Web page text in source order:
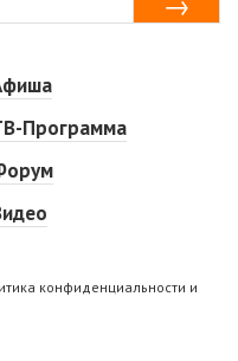
Программа
конфиденциальности и